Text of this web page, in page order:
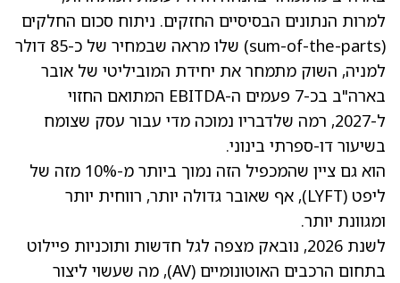
למרות הנתונים הבסיסיים החזקים. ניתוח סכום החלקים
(sum-of-the-parts) שלו מראה שבמחיר של כ-85 דולר
למניה, השוק מתמחר את יחידת המוביליטי של אובר
בארה"ב בכ-7 פעמים ה-EBITDA המתואם החזוי
ל-2027, רמה שלדבריו נמוכה מדי עבור עסק שצומח
בשיעור דו-ספרתי בינוני.
הוא גם ציין שהמכפיל הזה נמוך ביותר מ-10% מזה של
ליפט (LYFT)
, אף שאובר גדולה יותר, רווחית יותר
ומגוונת יותר.
לשנת 2026, נובאק מצפה לגל חדשות ותוכניות פיילוט
בתחום הרכבים האוטונומיים (AV), מה שעשוי ליצור